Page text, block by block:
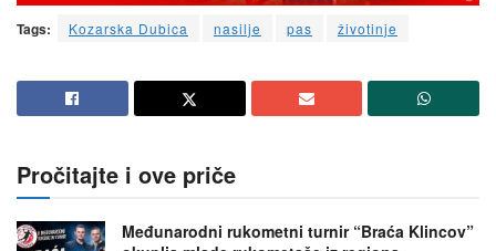
Tags: Kozarska Dubica nasilje pas životinje
Pročitajte i ove priče
Međunarodni rukometni turnir “Braća Klincov”